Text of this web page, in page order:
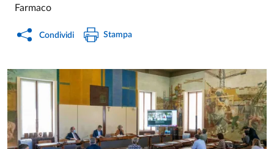
Farmaco
Condividi Stampa